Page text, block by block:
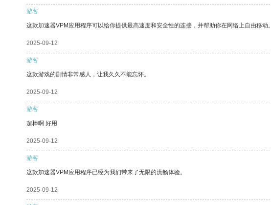
游客
这款加速器VPM应用程序可以给你提供最高速度和安全性的连接，并帮助你在网络上自由移动。
2025-09-12
游客
这款游戏的剧情非常感人，让我久久不能忘怀。
2025-09-12
游客
超棒啊 好用
2025-09-12
游客
这款加速器VPM应用程序已经为我们带来了无限的流畅体验。
2025-09-12